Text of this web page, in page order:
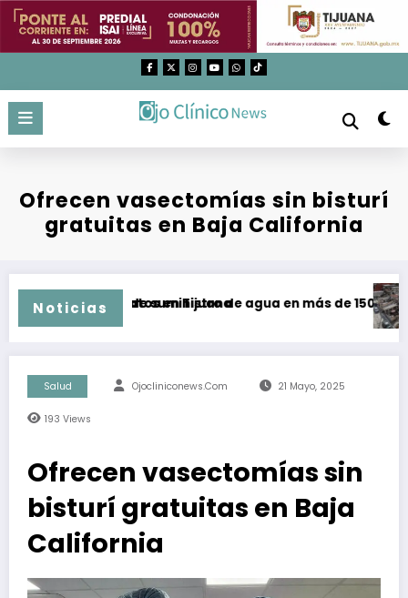
Saltar
contenido
Ofrecen vasectomías sin bisturí
gratuitas en Baja California
Noticias
y malos tratos en Tijuana
de suministro de agua en más de 150
Salud Ojocliniconews.com 21 Mayo, 2025
193 Views
Ofrecen vasectomías sin
bisturí gratuitas en Baja
California